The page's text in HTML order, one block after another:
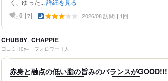
く、ゆった... 詳細を見る
0 ？ 2026/08 訪問 1回
CHUBBY_CHAPPIE
口コミ 10件 フォロワー 1人
赤身と融点の低い脂の旨みのバランスがGOOD!!!